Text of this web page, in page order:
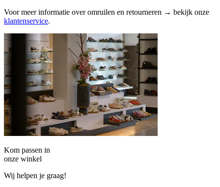
Voor meer informatie over omruilen en retourneren → bekijk onze
klantenservice.
Kom passen in
onze winkel
Wij helpen je graag!